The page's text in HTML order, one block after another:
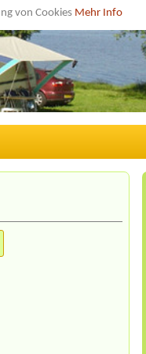
von Cookies Mehr Info